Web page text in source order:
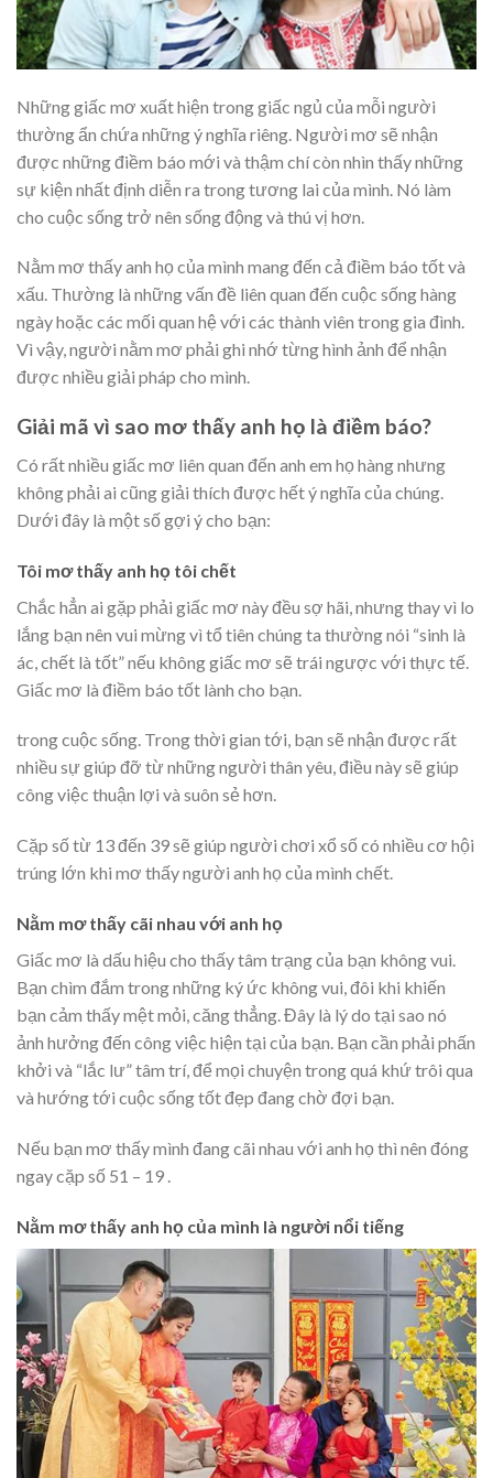
Những giấc mơ xuất hiện trong giấc ngủ của mỗi người
thường ẩn chứa những ý nghĩa riêng. Người mơ sẽ nhận
được những điềm báo mới và thậm chí còn nhìn thấy những
sự kiện nhất định diễn ra trong tương lai của mình. Nó làm
cho cuộc sống trở nên sống động và thú vị hơn.
Nằm mơ thấy anh họ của mình mang đến cả điềm báo tốt và
xấu. Thường là những vấn đề liên quan đến cuộc sống hàng
ngày hoặc các mối quan hệ với các thành viên trong gia đình.
Vì vậy, người nằm mơ phải ghi nhớ từng hình ảnh để nhận
được nhiều giải pháp cho mình.
Giải mã vì sao mơ thấy anh họ là điềm báo?
Có rất nhiều giấc mơ liên quan đến anh em họ hàng nhưng
không phải ai cũng giải thích được hết ý nghĩa của chúng.
Dưới đây là một số gợi ý cho bạn:
Tôi mơ thấy anh họ tôi chết
Chắc hẳn ai gặp phải giấc mơ này đều sợ hãi, nhưng thay vì lo
lắng bạn nên vui mừng vì tổ tiên chúng ta thường nói “sinh là
ác, chết là tốt” nếu không giấc mơ sẽ trái ngược với thực tế.
Giấc mơ là điềm báo tốt lành cho bạn.
trong cuộc sống. Trong thời gian tới, bạn sẽ nhận được rất
nhiều sự giúp đỡ từ những người thân yêu, điều này sẽ giúp
công việc thuận lợi và suôn sẻ hơn.
Cặp số từ 13 đến 39 sẽ giúp người chơi xổ số có nhiều cơ hội
trúng lớn khi mơ thấy người anh họ của mình chết.
Nằm mơ thấy cãi nhau với anh họ
Giấc mơ là dấu hiệu cho thấy tâm trạng của bạn không vui.
Bạn chìm đắm trong những ký ức không vui, đôi khi khiến
bạn cảm thấy mệt mỏi, căng thẳng. Đây là lý do tại sao nó
ảnh hưởng đến công việc hiện tại của bạn. Bạn cần phải phấn
khởi và “lắc lư” tâm trí, để mọi chuyện trong quá khứ trôi qua
và hướng tới cuộc sống tốt đẹp đang chờ đợi bạn.
Nếu bạn mơ thấy mình đang cãi nhau với anh họ thì nên đóng
ngay cặp số 51 – 19 .
Nằm mơ thấy anh họ của mình là người nổi tiếng